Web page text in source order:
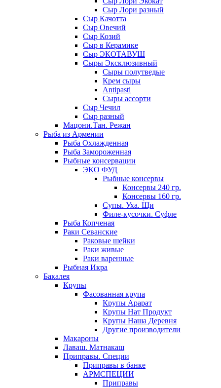
Сыр Лори разный
Сыр Качотта
Сыр Овечий
Сыр Козий
Сыр в Керамике
Сыр ЭКОТАВУШ
Сыры Эксклюзивный
Сыры полутведые
Крем сыры
Antipasti
Сыры ассорти
Сыр Чечил
Сыр разный
Мацони.Тан. Режан
Рыба из Армении
Рыба Охлажденная
Рыба Замороженная
Рыбные консервации
ЭКО ФУД
Рыбные консервы
Консервы 240 гр.
Консервы 160 гр.
Супы. Уха. Щи
Филе-кусочки. Суфле
Рыба Копченая
Раки Севанские
Раковые шейки
Раки живые
Раки варенные
Рыбная Икра
Бакалея
Крупы
Фасованная крупа
Крупы Арарат
Крупы Нат Продукт
Крупы Наша Деревня
Другие производители
Макароны
Лаваш. Матнакаш
Приправы. Специи
Приправы в банке
АРМСПЕЦИИ
Приправы